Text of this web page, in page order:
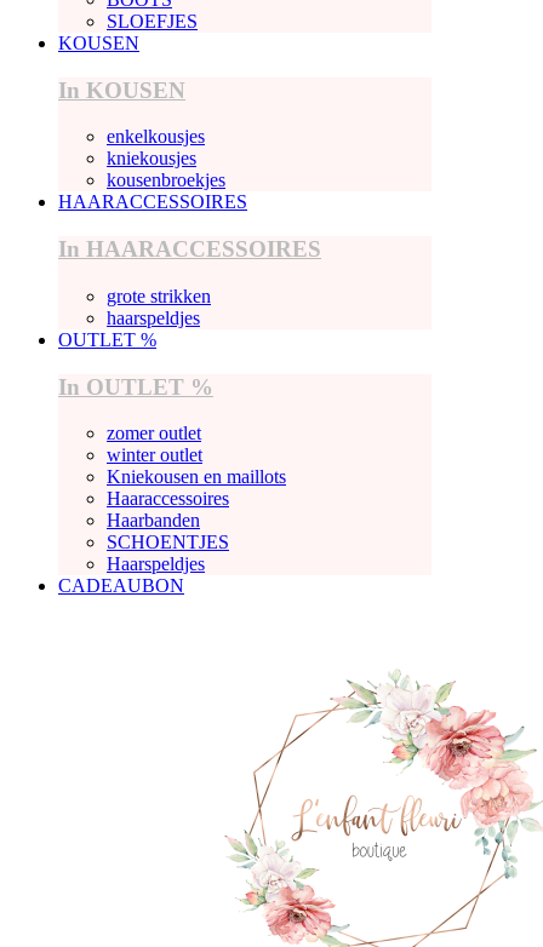
SLOEFJES
KOUSEN
In KOUSEN
enkelkousjes
kniekousjes
kousenbroekjes
HAARACCESSOIRES
In HAARACCESSOIRES
grote strikken
haarspeldjes
OUTLET %
In OUTLET %
zomer outlet
winter outlet
Kniekousen en maillots
Haaraccessoires
Haarbanden
SCHOENTJES
Haarspeldjes
CADEAUBON